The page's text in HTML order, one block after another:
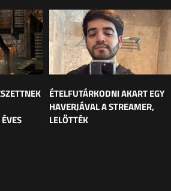
ÉTELFUTÁRKODNI AKART EGY
HAVERJÁVAL A STREAMER,
LELŐTTÉK